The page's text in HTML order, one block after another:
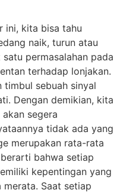
ini, kita bisa tahu
naik, turun atau
permasalahan pada
terhadap lonjakan.
timbul sebuah sinyal
Dengan demikian, kita
segera
tidak ada yang
merupakan rata-rata
bahwa setiap
kepentingan yang
Saat setiap